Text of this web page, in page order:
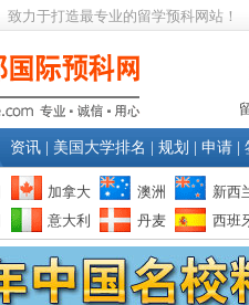
致力于打造最专业的留学预科网站！
资讯 美国大学排名 规划 申请
加拿大 澳洲 新西
意大利 丹麦 西班